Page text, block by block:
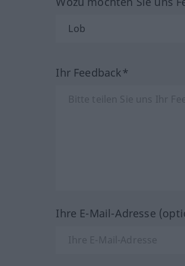
Ihr Feedback*
Ihre E-Mail-Adresse